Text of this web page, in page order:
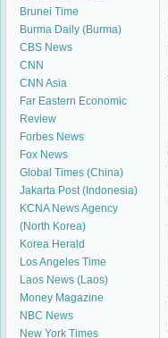
Brunei Time
Burma Daily (Burma)
CBS News
CNN
CNN Asia
Far Eastern Economic
Review
Forbes News
Fox News
Global Times (China)
Jakarta Post (Indonesia)
KCNA News Agency
(North Korea)
Korea Herald
Los Angeles Time
Laos News (Laos)
Money Magazine
NBC News
New York Times